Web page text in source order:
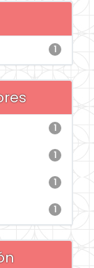
1
1
1
1
1